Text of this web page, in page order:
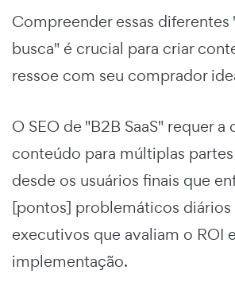
Compreender essas
busca" é crucial para criar
ressoe com seu comprador
O SEO de "B2B SaaS" requer a
conteúdo para múltiplas
desde os usuários finais que
[pontos] problemáticos diários
executivos que avaliam o ROI
implementação.